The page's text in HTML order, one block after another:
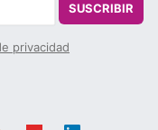
SUSCRIBIR
privacidad